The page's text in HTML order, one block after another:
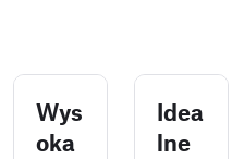
Wys
oka
Idea
lne